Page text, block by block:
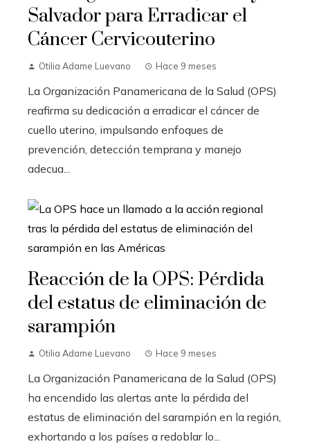
Salvador para Erradicar el
Cáncer Cervicouterino
Otilia Adame Luevano Hace 9 meses
La Organización Panamericana de la Salud (OPS)
reafirma su dedicación a erradicar el cáncer de
cuello uterino, impulsando enfoques de
prevención, detección temprana y manejo
adecua...
Reacción de la OPS: Pérdida
del estatus de eliminación de
sarampión
Otilia Adame Luevano Hace 9 meses
La Organización Panamericana de la Salud (OPS)
ha encendido las alertas ante la pérdida del
estatus de eliminación del sarampión en la región,
exhortando a los países a redoblar lo...